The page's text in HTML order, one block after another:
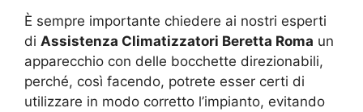
È sempre importante chiedere ai nostri esperti
di Assistenza Climatizzatori Beretta Roma un
apparecchio con delle bocchette direzionabili,
perché, così facendo, potrete esser certi di
utilizzare in modo corretto l’impianto, evitando